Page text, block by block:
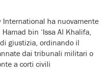
International ha nuovamente
bin ‘Issa Al Khalifa,
giustizia, ordinando il
dai tribunali militari o
a corti civili